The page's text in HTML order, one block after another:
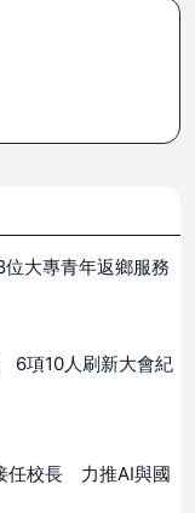
大專青年返鄉服務
6項10人刷新大會紀
任校長 力推AI與國